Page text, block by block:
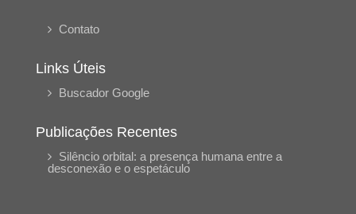
Contato
Links Úteis
Buscador Google
Publicações Recentes
Silêncio orbital: a presença humana entre a
desconexão e o espetáculo